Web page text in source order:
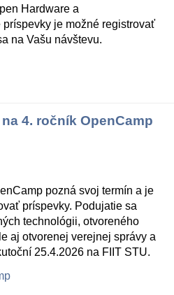
Hardware a
je možné registrovať
na Vašu návštevu.
4. ročník OpenCamp
pozná svoj termín a je
príspevky. Podujatie sa
technológii, otvoreného
aj otvorenej verejnej správy a
25.4.2026 na FIIT STU.